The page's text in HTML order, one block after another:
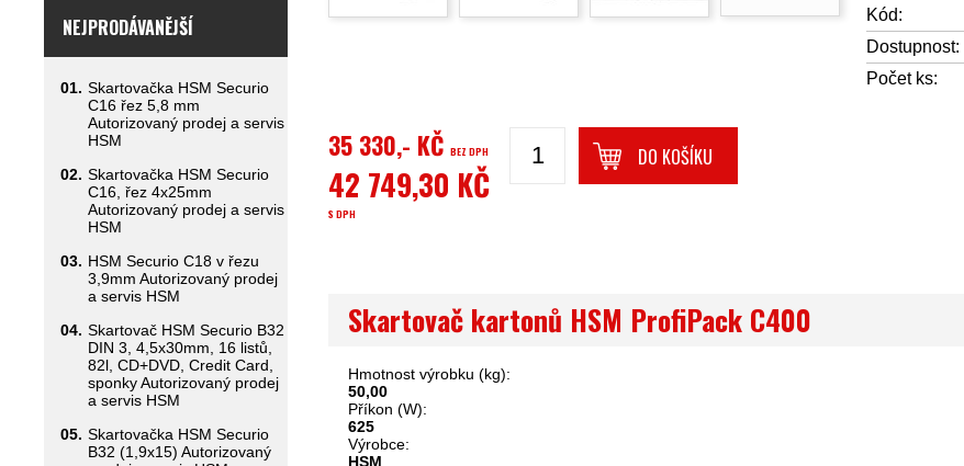
NEJPRODÁVANĚJŠÍ
01. Skartovačka HSM Securio
C16 řez 5,8 mm
Autorizovaný prodej a servis
HSM
02. Skartovačka HSM Securio
C16, řez 4x25mm
Autorizovaný prodej a servis
HSM
03. HSM Securio C18 v řezu
3,9mm Autorizovaný prodej
a servis HSM
04. Skartovač HSM Securio B32
DIN 3, 4,5x30mm, 16 listů,
82l, CD+DVD, Credit Card,
sponky Autorizovaný prodej
a servis HSM
05. Skartovačka HSM Securio
B32 (1,9x15) Autorizovaný
Kód:
Dostupnost:
Počet ks:
35 330,- KČBEZ DPH
42 749,30 KČ
S DPH
DO KOŠÍKU
Skartovač kartonů HSM ProfiPack C400
Hmotnost výrobku (kg):
50,00
Příkon (W):
625
Výrobce:
HSM